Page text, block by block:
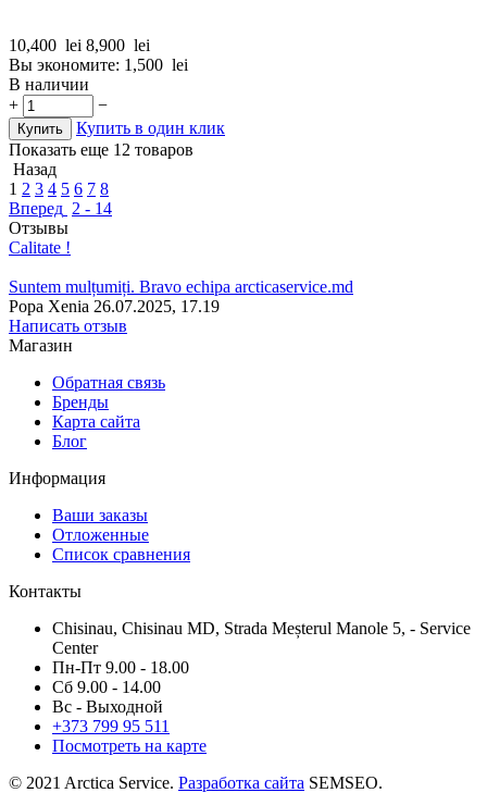
10,400 lei 8,900 lei
Вы экономите: 1,500 lei
В наличии
+
−
Купить
Купить в один клик
Показать еще 12 товаров
Назад
1 2 3 4 5 6 7 8
Вперед 2 - 14
Отзывы
Calitate !
Suntem mulțumiți. Bravo echipa arcticaservice.md
Popa Xenia 26.07.2025, 17.19
Написать отзыв
Магазин
Обратная связь
Бренды
Карта сайта
Блог
Информация
Ваши заказы
Отложенные
Список сравнения
Контакты
Chisinau, Chisinau MD, Strada Meșterul Manole 5, - Service
Center
Пн-Пт 9.00 - 18.00
Сб 9.00 - 14.00
Вс - Выходной
+373 799 95 511
Посмотреть на карте
© 2021 Arctica Service. Разработка сайта SEMSEO.